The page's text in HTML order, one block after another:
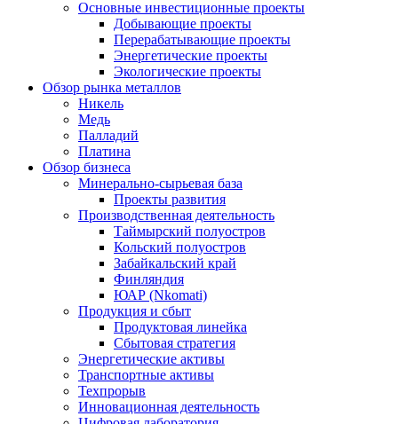
Основные инвестиционные проекты
Добывающие проекты
Перерабатывающие проекты
Энергетические проекты
Экологические проекты
Обзор рынка металлов
Никель
Медь
Палладий
Платина
Обзор бизнеса
Минерально-сырьевая база
Проекты развития
Производственная деятельность
Таймырский полуостров
Кольский полуостров
Забайкальский край
Финляндия
ЮАР (Nkomati)
Продукция и сбыт
Продуктовая линейка
Сбытовая стратегия
Энергетические активы
Транспортные активы
Техпрорыв
Инновационная деятельность